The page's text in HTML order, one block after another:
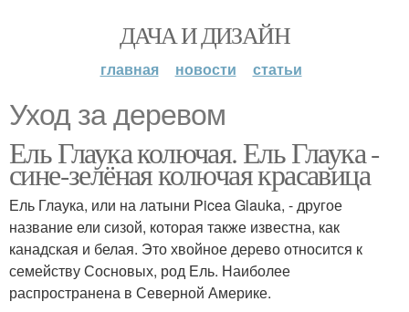
ДАЧА И ДИЗАЙН
главная новости статьи
Уход за деревом
Ель Глаука колючая. Ель Глаука -
сине-зелёная колючая красавица
Ель Глаука, или на латыни Picea Glauka, - другое
название ели сизой, которая также известна, как
канадская и белая. Это хвойное дерево относится к
семейству Сосновых, род Ель. Наиболее
распространена в Северной Америке.